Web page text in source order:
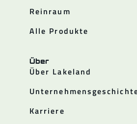
Reinraum
Alle Produkte
Über
Über Lakeland
Karriere